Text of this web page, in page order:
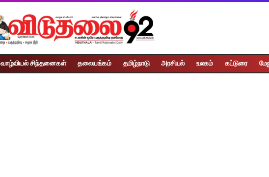
வாழ்வியல் சிந்தனைகள் தலையங்கம் தமிழ்நாடு அரசியல் உலகம் கட்டுரை